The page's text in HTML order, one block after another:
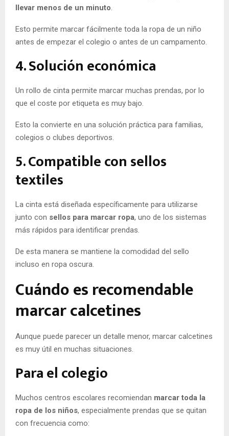
llevar menos de un minuto
Esto permite marcar fácilmente toda la ropa de un niño
antes de empezar el colegio o antes de un campamento.
4. Solución económica
Un rollo de cinta permite marcar muchas prendas, por lo
que el coste por etiqueta es muy bajo.
Esto la convierte en una solución práctica para familias,
colegios o clubes deportivos.
5. Compatible con sellos
textiles
La cinta está diseñada específicamente para utilizarse
junto con sellos para marcar ropa, uno de los sistemas
más rápidos para identificar prendas.
De esta manera se mantiene la comodidad del sello
incluso en ropa oscura.
Cuándo es recomendable
marcar calcetines
Aunque puede parecer un detalle menor, marcar calcetines
es muy útil en muchas situaciones.
Para el colegio
Muchos centros escolares recomiendan marcar toda la
ropa de los niños, especialmente prendas que se quitan
con frecuencia como: